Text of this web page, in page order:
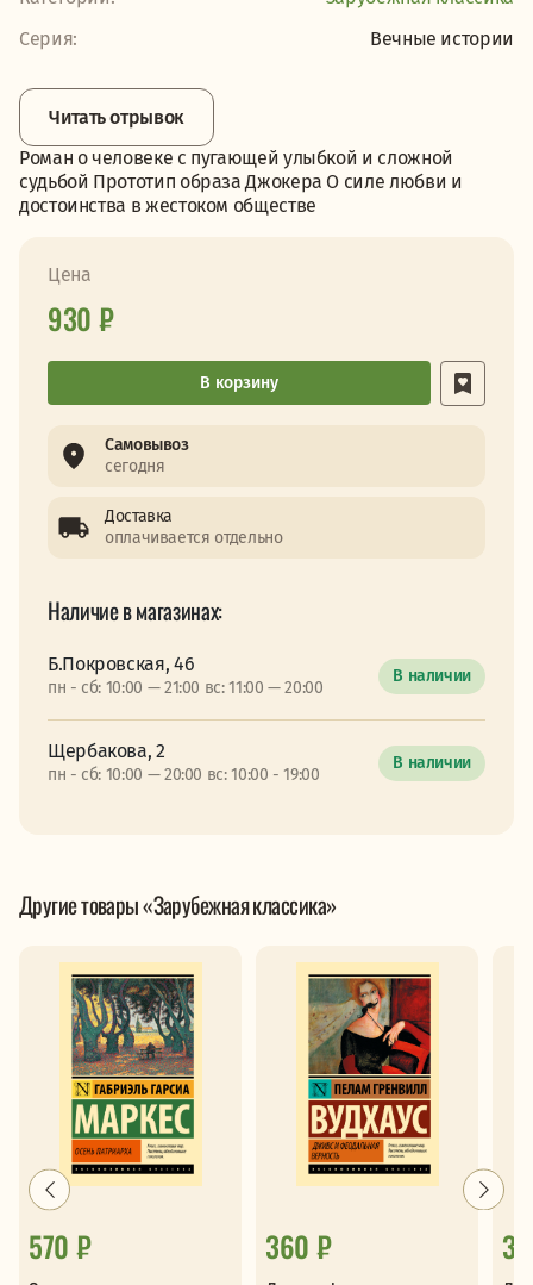
Серия:
Вечные истории
Читать отрывок
Роман о человеке с пугающей улыбкой и сложной
судьбой Прототип образа Джокера О силе любви и
достоинства в жестоком обществе
Цена
930 ₽
В корзину
Самовывоз
сегодня
Доставка
оплачивается отдельно
Наличие в магазинах:
Б.Покровская, 46
пн - сб: 10:00 — 21:00 вс: 11:00 — 20:00
В наличии
Щербакова, 2
пн - сб: 10:00 — 20:00 вс: 10:00 - 19:00
В наличии
Другие товары «Зарубежная классика»
570 ₽ 360 ₽